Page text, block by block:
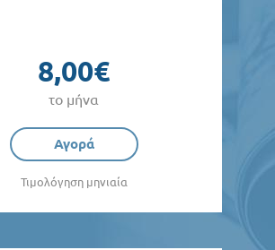
8,00€
το μήνα
Αγορά
Τιμολόγηση μηνιαία